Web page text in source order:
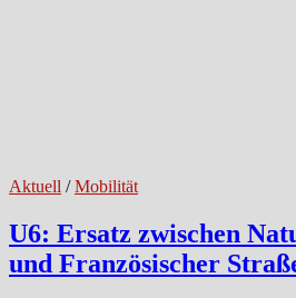
Aktuell /Mobilität
U6: Ersatz zwischen
und Französischer